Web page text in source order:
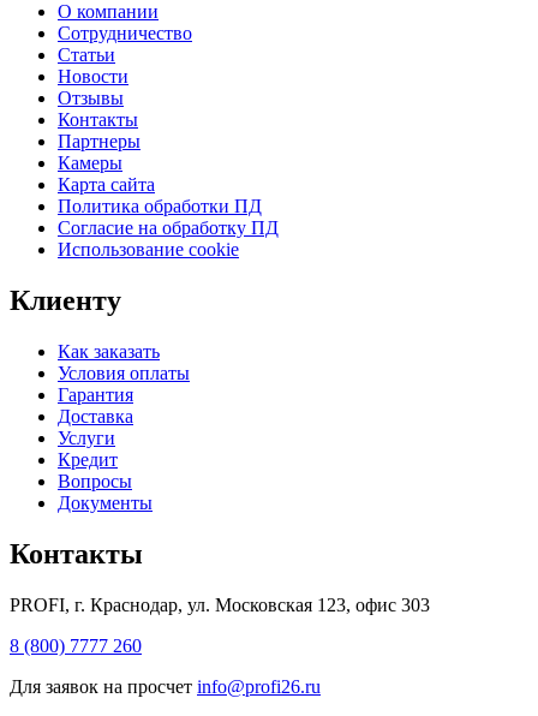
О компании
Сотрудничество
Статьи
Новости
Отзывы
Контакты
Партнеры
Камеры
Карта сайта
Политика обработки ПД
Согласие на обработку ПД
Использование cookie
Клиенту
Как заказать
Условия оплаты
Гарантия
Доставка
Услуги
Кредит
Вопросы
Документы
Контакты
PROFI, г. Краснодар, ул. Московская 123, офис 303
8 (800) 7777 260
Для заявок на просчет info@profi26.ru